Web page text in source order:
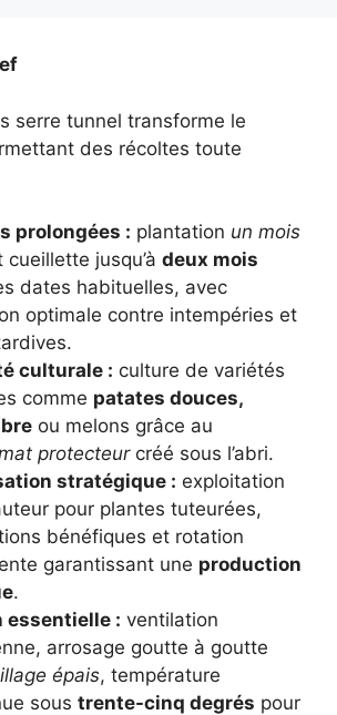
serre tunnel transforme le
des récoltes toute
prolongées : plantation un mois
cueillette jusqu’à deux mois
dates habituelles, avec
optimale contre intempéries et
culturale : culture de variétés
comme patates douces,
ou melons grâce au
protecteurcréé sous l’abri.
stratégique : exploitation
pour plantes tuteurées,
bénéfiques et rotation
garantissant une production
.
essentielle : ventilation
arrosage goutte à goutte
épais, température
sous trente-cinq degrés pour